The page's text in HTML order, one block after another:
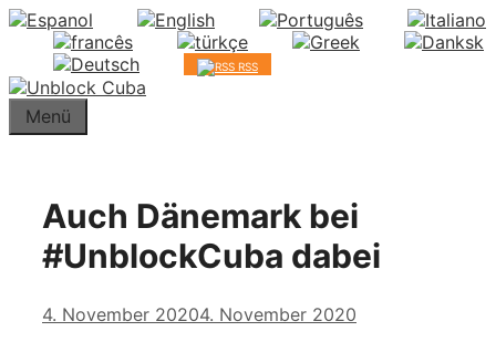
Springe
RSS
Menü
Auch Dänemark bei
#UnblockCuba dabei
4. November 20204. November 2020